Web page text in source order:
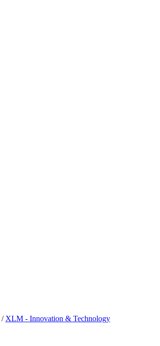
/ XLM - Innovation & Technology